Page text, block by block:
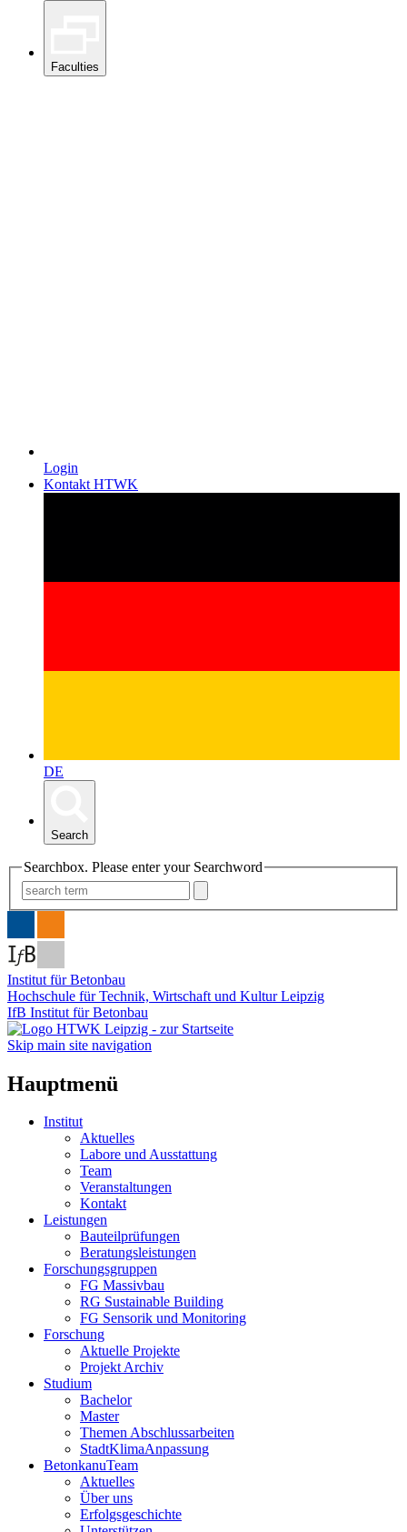
Faculties
Login
Kontakt HTWK
DE
Search
Searchbox. Please enter your Searchword
Institut für Betonbau
Hochschule für Technik, Wirtschaft und Kultur Leipzig
IfB Institut für Betonbau
Skip main site navigation
Hauptmenü
Institut
Aktuelles
Labore und Ausstattung
Team
Veranstaltungen
Kontakt
Leistungen
Bauteilprüfungen
Beratungsleistungen
Forschungsgruppen
FG Massivbau
RG Sustainable Building
FG Sensorik und Monitoring
Forschung
Aktuelle Projekte
Projekt Archiv
Studium
Bachelor
Master
Themen Abschlussarbeiten
StadtKlimaAnpassung
BetonkanuTeam
Aktuelles
Über uns
Erfolgsgeschichte